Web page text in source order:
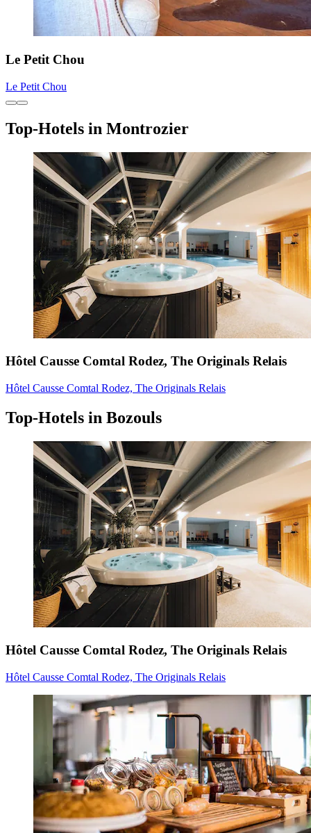
Le Petit Chou
Le Petit Chou
Top-Hotels in Montrozier
Hôtel Causse Comtal Rodez, The Originals Relais
Hôtel Causse Comtal Rodez, The Originals Relais
Top-Hotels in Bozouls
Hôtel Causse Comtal Rodez, The Originals Relais
Hôtel Causse Comtal Rodez, The Originals Relais